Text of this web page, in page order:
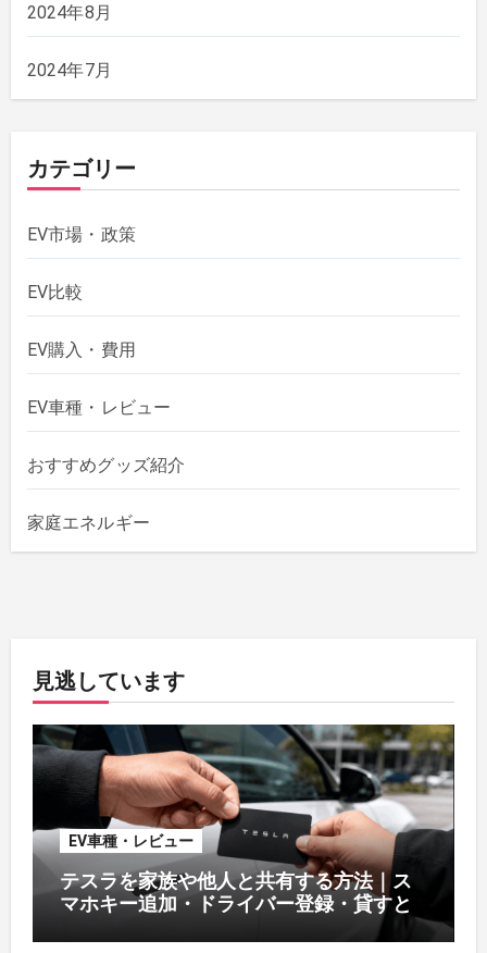
2024年8月
2024年7月
カテゴリー
EV市場・政策
EV比較
EV購入・費用
EV車種・レビュー
おすすめグッズ紹介
家庭エネルギー
見逃しています
EV車種・レビュー
テスラを家族や他人と共有する方法｜ス
マホキー追加・ドライバー登録・貸すと